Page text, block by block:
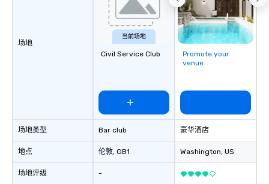
场地
场地类型
地点
场地评级
当前场地
Civil Service Club
Bar club
伦敦, GB1
-
Promote your
venue
豪华酒店
Washington, US